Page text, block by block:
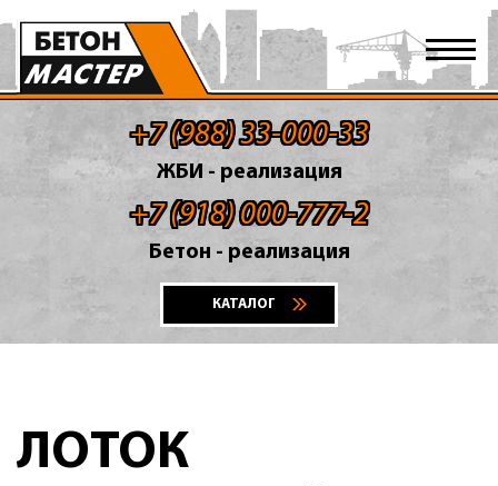
+7 (988) 33-000-33
ЖБИ - реализация
+7 (918) 000-777-2
Бетон - реализация
КАТАЛОГ
ЛОТОК